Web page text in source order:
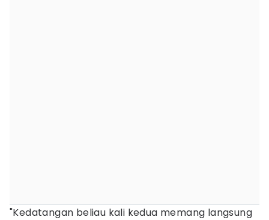
"Kedatangan beliau kali kedua memang langsung